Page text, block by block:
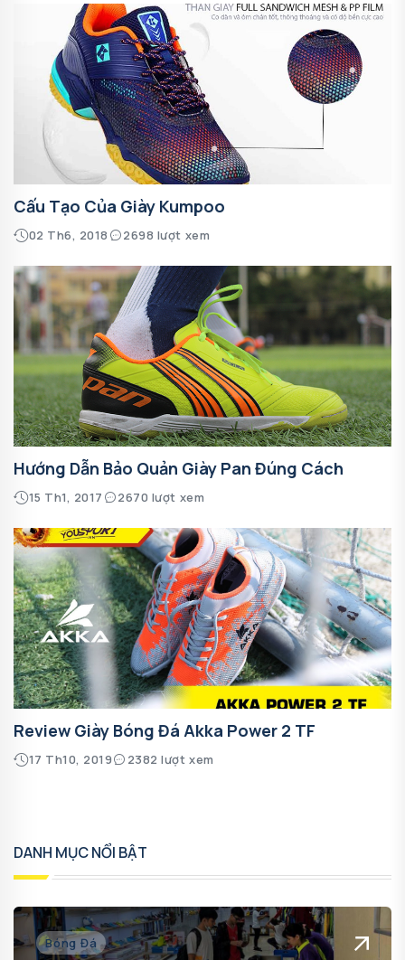
Cấu Tạo Của Giày Kumpoo
02 Th6, 2018 2698 lượt xem
Hướng Dẫn Bảo Quản Giày Pan Đúng Cách
15 Th1, 2017 2670 lượt xem
Review Giày Bóng Đá Akka Power 2 TF
17 Th10, 2019 2382 lượt xem
DANH MỤC NỔI BẬT
Bóng Đá